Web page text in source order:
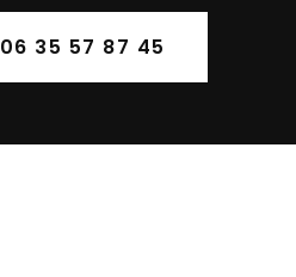
06 35 57 87 45